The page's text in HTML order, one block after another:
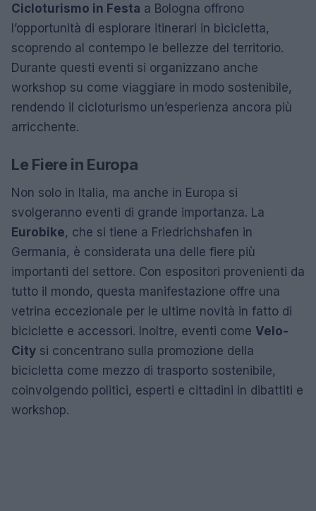
Cicloturismo in Festa a Bologna offrono
l’opportunità di esplorare itinerari in bicicletta,
scoprendo al contempo le bellezze del territorio.
Durante questi eventi si organizzano anche
workshop su come viaggiare in modo sostenibile,
rendendo il cicloturismo un’esperienza ancora più
arricchente.
Le Fiere in Europa
Non solo in Italia, ma anche in Europa si
svolgeranno eventi di grande importanza. La
Eurobike, che si tiene a Friedrichshafen in
Germania, è considerata una delle fiere più
importanti del settore. Con espositori provenienti da
tutto il mondo, questa manifestazione offre una
vetrina eccezionale per le ultime novità in fatto di
biciclette e accessori. Inoltre, eventi come Velo-
City si concentrano sulla promozione della
bicicletta come mezzo di trasporto sostenibile,
coinvolgendo politici, esperti e cittadini in dibattiti e
workshop.